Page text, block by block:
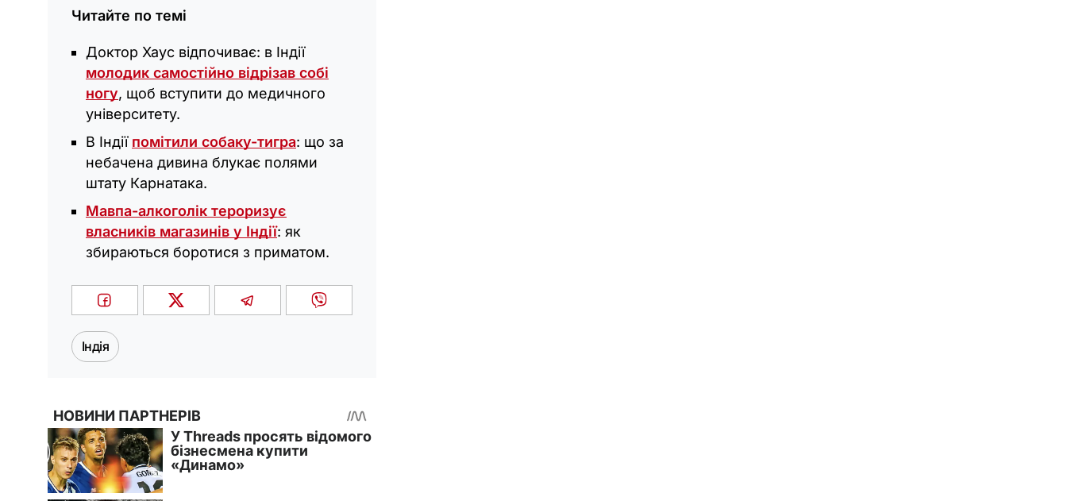
Читайте по темі
Доктор Хаус відпочиває: в Індії
молодик самостійно відрізав собі
ногу, щоб вступити до медичного
університету.
В Індії помітили собаку-тигра: що за
небачена дивина блукає полями
штату Карнатака.
Мавпа-алкоголік тероризує
власників магазинів у Індії: як
збираються боротися з приматом.
Індія